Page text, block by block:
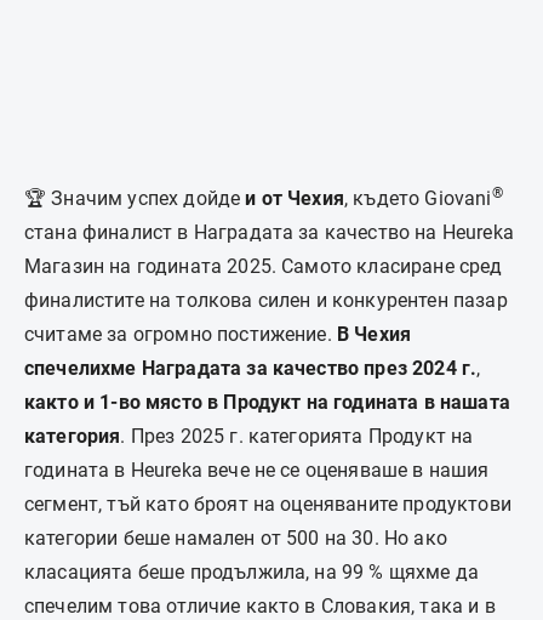
🏆 Значим успех дойдеи от Чехия, където Giovani®
стана финалист в Наградата за качество на Heureka
Магазин на годината 2025. Самото класиране сред
финалистите на толкова силен и конкурентен пазар
считаме за огромно постижение. В Чехия
спечелихме Наградата за качество през 2024 г.,
както и 1-во място в Продукт на годината в нашата
категория. През 2025 г. категорията Продукт на
годината в Heureka вече не се оценяваше в нашия
сегмент, тъй като броят на оценяваните продуктови
категории беше намален от 500 на 30. Но ако
класацията беше продължила, на 99 % щяхме да
спечелим това отличие както в Словакия, така и в